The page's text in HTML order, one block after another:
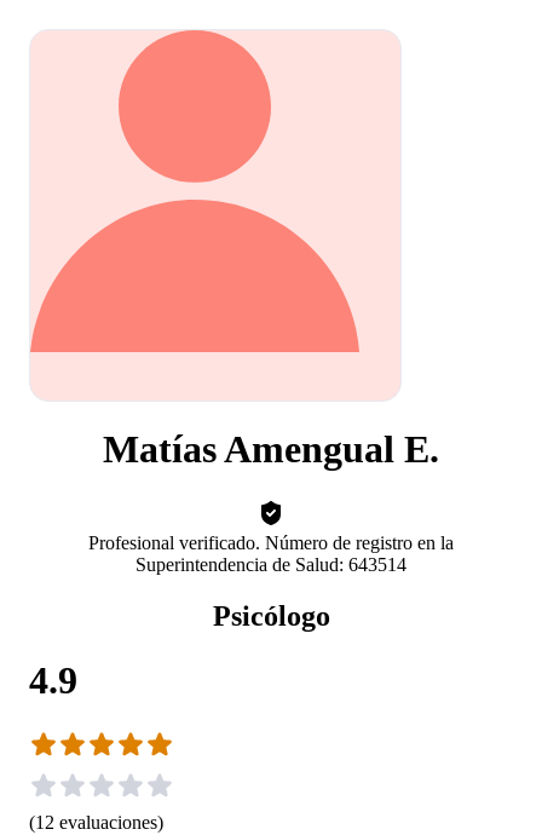
Matías Amengual E.
Profesional verificado. Número de registro en la
Superintendencia de Salud: 643514
Psicólogo
4.9
(12 evaluaciones)